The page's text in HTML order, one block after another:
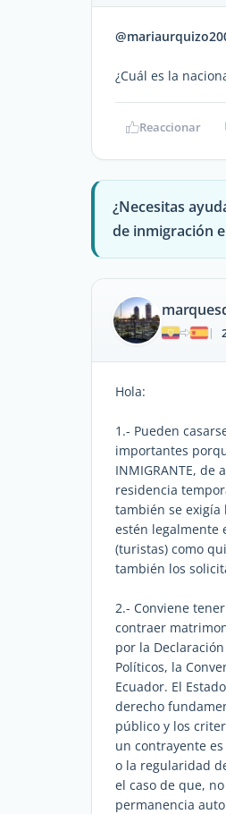
¿Cuál es la
Reaccionar
¿Necesitas
de inmigración
|
Hola:
1.- Pueden
importantes
INMIGRANTE,
residencia
también se
estén legalmente
(turistas) como
también los
2.- Conviene
contraer
por la
Políticos, la
Ecuador. El
derecho
público y los
un contrayente
o la regularidad
el caso de que,
permanencia